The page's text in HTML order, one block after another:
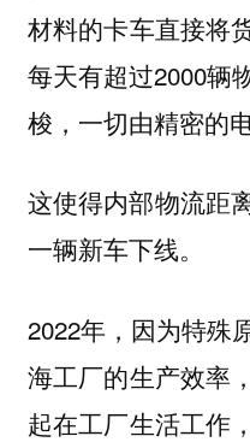
材料的卡车直接将
每天有超过2000辆
梭，一切由精密的
这使得内部物流距
一辆新车下线。
2022年，因为特殊
海工厂的生产效率
起在工厂生活工作